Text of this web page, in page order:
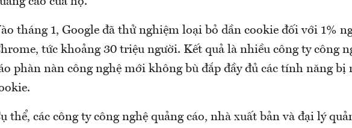
tháng 1, Google đã thử nghiệm loại bỏ dần cookie đối với 1%
tức khoảng 30 triệu người. Kết quả là nhiều công ty công
phàn nàn công nghệ mới không bù đắp đầy đủ các tính năng bị
thể, các công ty công nghệ quảng cáo, nhà xuất bản và đại lý